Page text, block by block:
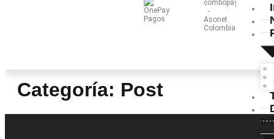
Categoría: Post